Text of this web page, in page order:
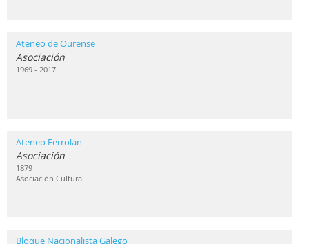
Ateneo de Ourense
Asociación
1969 - 2017
Ateneo Ferrolán
Asociación
1879
Asociación Cultural
Bloque Nacionalista Galego